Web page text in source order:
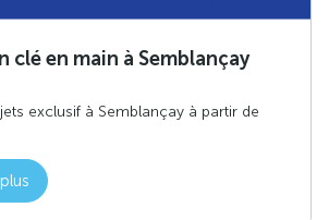
clé en main à Semblançay
exclusif à Semblançay à partir de